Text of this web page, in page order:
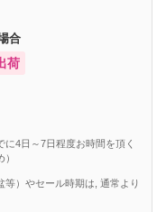
合
荷
4日～7日程度お時間を頂く
）やセール時期は, 通常より